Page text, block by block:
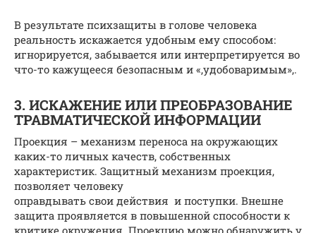
В результате психзащиты в голове человека
реальность искажается удобным ему способом:
игнорируется, забывается или интерпретируется во
что-то кажущееся безопасным и «,удобоваримым»,.
3. ИСКАЖЕНИЕ ИЛИ ПРЕОБРАЗОВАНИЕ
ТРАВМАТИЧЕСКОЙ ИНФОРМАЦИИ
Проекция – механизм переноса на окружающих
каких-то личных качеств, собственных
характеристик. Защитный механизм проекция,
позволяет человеку
оправдывать свои действия и поступки. Внешне
защита проявляется в повышенной способности к
критике окружения. Проекцию можно обнаружить у